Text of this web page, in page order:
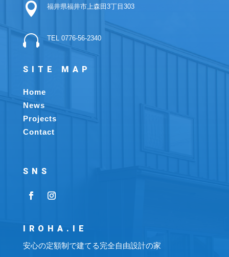
 福井県福井市上森田3丁目303
 TEL 0776-56-2340
SITE MAP
Home
News
Projects
Contact
SNS
IROHA.IE
安心の定額制で建てる完全自由設計の家